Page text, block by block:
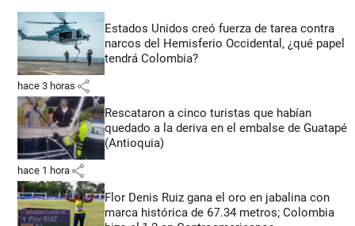
Estados Unidos creó fuerza de tarea contra
narcos del Hemisferio Occidental, ¿qué papel
tendrá Colombia?
hace 3 horas share
Rescataron a cinco turistas que habían
quedado a la deriva en el embalse de Guatapé
(Antioquia)
hace 1 hora share
Flor Denis Ruiz gana el oro en jabalina con
marca histórica de 67.34 metros; Colombia